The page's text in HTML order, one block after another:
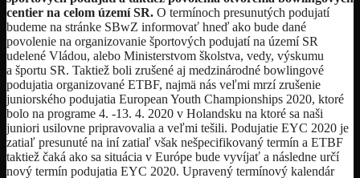
centier na celom území SR. O termínoch presunutých podujatí
budeme na stránke SBwZ informovať hneď ako bude dané
povolenie na organizovanie športových podujatí na území SR
udelené Vládou, alebo Ministerstvom školstva, vedy, výskumu
a športu SR. Taktiež boli zrušené aj medzinárodné bowlingové
podujatia organizované ETBF, najmä nás veľmi mrzí zrušenie
juniorského podujatia European Youth Championships 2020, ktoré
bolo na programe 4. -13. 4. 2020 v Holandsku na ktoré sa naši
juniori usilovne pripravovalia a veľmi tešili. Podujatie EYC 2020 je
zatiaľ presunuté na iní zatiaľ však nešpecifikovaný termín a ETBF
taktiež čaká ako sa situácia v Európe bude vyvíjať a následne určí
nový termín podujatia EYC 2020. Upravený termínový kalendár